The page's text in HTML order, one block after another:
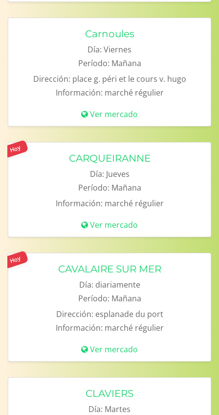
Carnoules
Día: Viernes
Período: Mañana
Dirección: place g. péri et le cours v. hugo
Información: marché régulier
Ver mercado
Hoy
CARQUEIRANNE
Día: Jueves
Período: Mañana
Información: marché régulier
Ver mercado
Hoy
CAVALAIRE SUR MER
Día: diariamente
Período: Mañana
Dirección: esplanade du port
Información: marché régulier
Ver mercado
CLAVIERS
Día: Martes